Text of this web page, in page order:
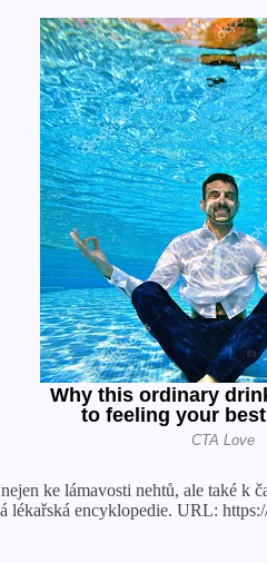
ke lámavosti nehtů, ale také k
encyklopedie. URL: